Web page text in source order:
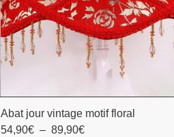
AJOUTER AU PANIER
Abat jour vintage motif floral
54,90€ – 89,90€